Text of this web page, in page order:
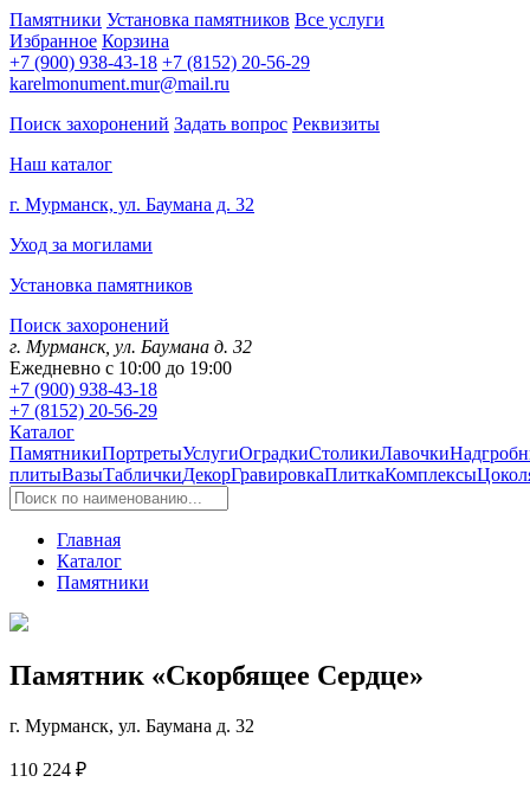
Памятники Установка памятников Все услуги
Избранное Корзина
+7 (900) 938-43-18 +7 (8152) 20-56-29
karelmonument.mur@mail.ru
Поиск захоронений Задать вопрос Реквизиты
Наш каталог
г. Мурманск, ул. Баумана д. 32
Уход за могилами
Установка памятников
Поиск захоронений
г. Мурманск, ул. Баумана д. 32
Ежедневно с 10:00 до 19:00
+7 (900) 938-43-18
+7 (8152) 20-56-29
Каталог
ПамятникиПортретыУслугиОградкиСтоликиЛавочки
плитыВазыТабличкиДекорГравировкаПлиткаКомплексы
Главная
Каталог
Памятники
Памятник «Скорбящее Сердце»
г. Мурманск, ул. Баумана д. 32
110 224 ₽